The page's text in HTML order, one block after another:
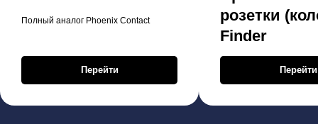
Полный аналог Phoenix Contact
Перейти
розетки
Finder
Перейти